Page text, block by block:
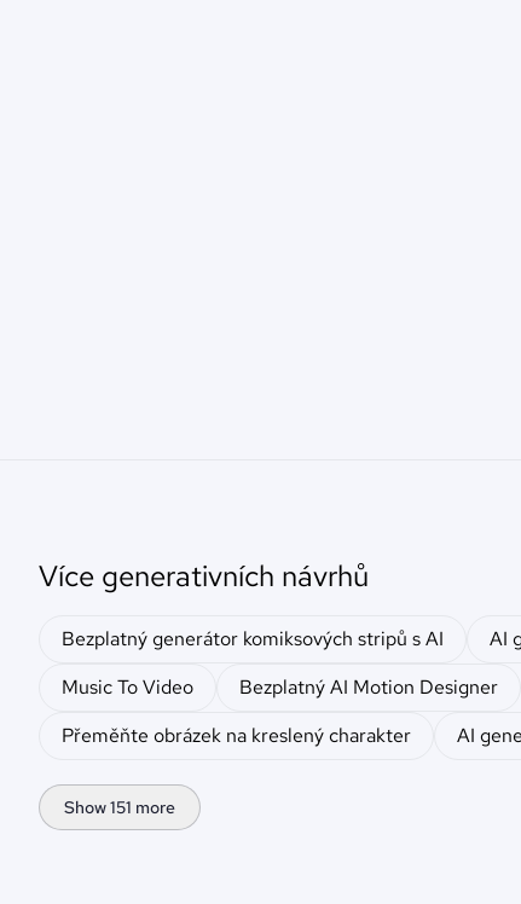
Více generativních návrhů
Bezplatný generátor komiksových stripů s AI AI
Music To Video
Bezplatný AI Motion Designer
Přeměňte obrázek na kreslený charakter
AI
Show 151 more